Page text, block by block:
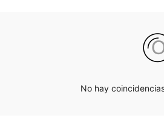
No hay